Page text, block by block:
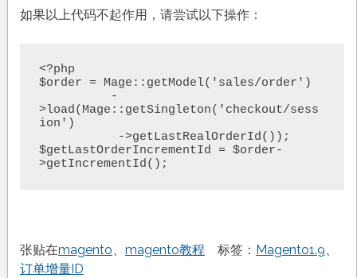
如果以上代码不起作用，请尝试以下操作：
<?php
$order = Mage::getModel('sales/order')
>load(Mage::getSingleton('checkout/sess
ion')
$getLastOrderIncrementId = $order-
>getIncrementId();
张贴在magento、 magento教程 标签： Magento1.9、
订单增量ID